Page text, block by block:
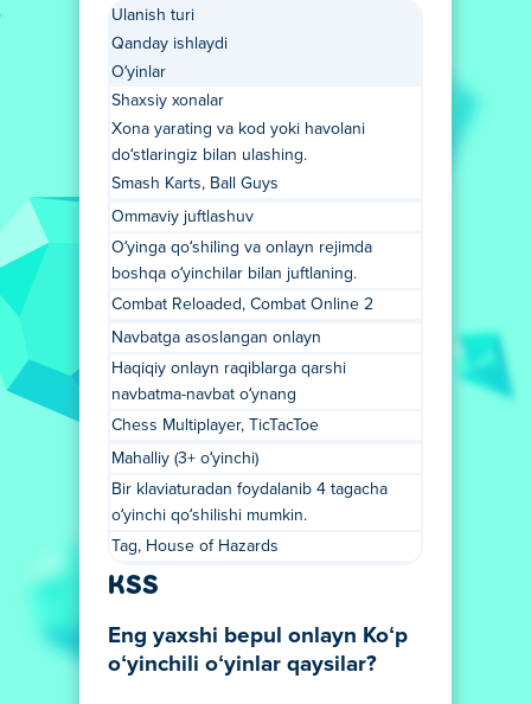
Ulanish turi
Qanday ishlaydi
O‘yinlar
Shaxsiy xonalar
Xona yarating va kod yoki havolani
do‘stlaringiz bilan ulashing.
Smash Karts, Ball Guys
Ommaviy juftlashuv
O‘yinga qo‘shiling va onlayn rejimda
boshqa o‘yinchilar bilan juftlaning.
Combat Reloaded, Combat Online 2
Navbatga asoslangan onlayn
Haqiqiy onlayn raqiblarga qarshi
navbatma-navbat o‘ynang
Chess Multiplayer, TicTacToe
Mahalliy (3+ o‘yinchi)
Bir klaviaturadan foydalanib 4 tagacha
o‘yinchi qo‘shilishi mumkin.
Tag, House of Hazards
KSS
Eng yaxshi bepul onlayn Koʻp
oʻyinchili oʻyinlar qaysilar?